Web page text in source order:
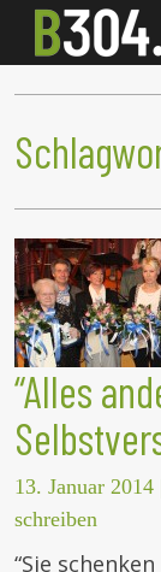
“Alles
13. Januar 2014
schreiben
“Sie